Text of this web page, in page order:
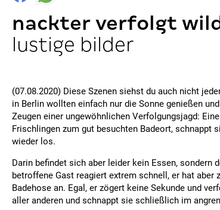
nackter verfolgt
lustige bilder
(07.08.2020) Diese Szenen siehst du auch nicht
in Berlin wollten einfach nur die Sonne genießen
Zeugen einer ungewöhnlichen Verfolgungsjagd:
Frischlingen zum gut besuchten Badeort, schnappt
wieder los.
Darin befindet sich aber leider kein Essen, sondern
betroffene Gast reagiert extrem schnell, er hat aber
Badehose an. Egal, er zögert keine Sekunde und
aller anderen und schnappt sie schließlich im